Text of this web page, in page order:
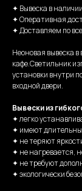
✦ Вывеска в наличии
✦ Оперативная
✦ Доставляем по
Неоновая вывеска
кафе.Светильник
установки внутри
входной двери.
Вывески из
✦ легко
✦ имеют
✦ не теряют
✦ не нагревается,
✦ не требуют
✦ экологически